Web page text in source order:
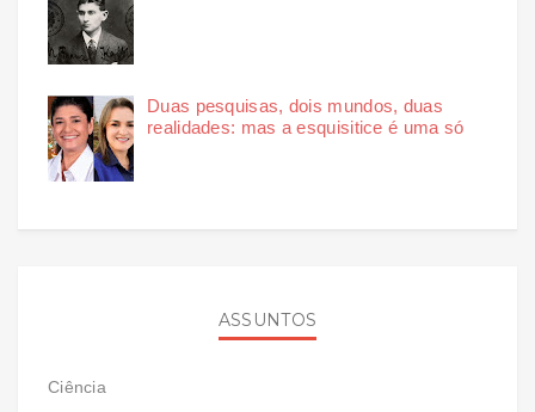
Duas pesquisas, dois mundos, duas
realidades: mas a esquisitice é uma só
ASSUNTOS
Ciência